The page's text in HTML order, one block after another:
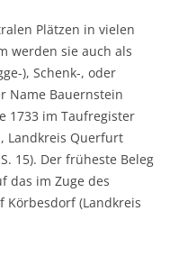
Plätzen in vielen
werden sie auch als
), Schenk-, oder
Name Bauernstein
1733 im Taufregister
Landkreis Querfurt
15). Der früheste Beleg
das im Zuge des
Körbesdorf (Landkreis